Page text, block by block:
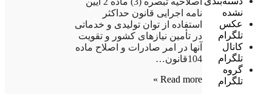
نشده
عکس
تلگرام
کانال
تلگرام
گروه
تلگرام
نامه اجرایی قانون حداکثر
استفاده از توان تولیدی و خدماتی
در تأمین نیازهای کشور و تقویت
آنها در امر صادرات و اصلاح ماده
104قانون…
Read more »